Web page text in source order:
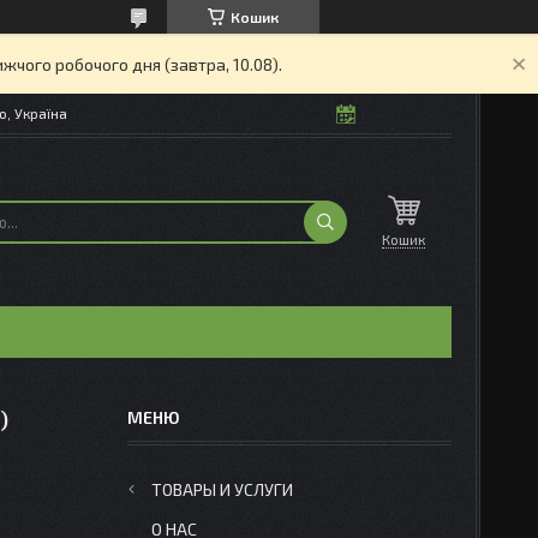
Кошик
робочого дня (завтра, 10.08).
Україна
Кошик
ТОВАРЫ И УСЛУГИ
О НАС